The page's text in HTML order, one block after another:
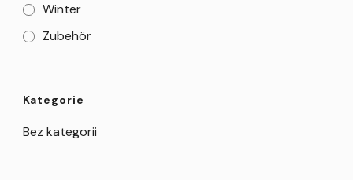
Winter
Zubehör
Kategorie
Bez kategorii